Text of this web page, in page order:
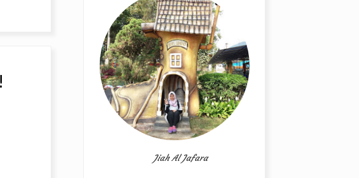
Jiah Al Jafara